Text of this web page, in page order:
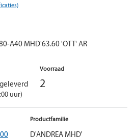
A40 MHD'63.60 'OTT' AR
uur)
Voorraad
2
Productfamilie
D'ANDREA MHD'